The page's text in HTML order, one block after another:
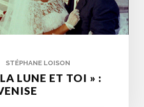
STÉPHANE LOISON
LUNE ET TOI » :